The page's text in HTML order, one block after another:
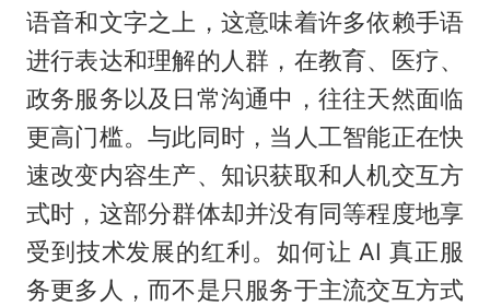
语音和文字之上，这意味着许多依赖手语
进行表达和理解的人群，在教育、医疗、
政务服务以及日常沟通中，往往天然面临
更高门槛。与此同时，当人工智能正在快
速改变内容生产、知识获取和人机交互方
式时，这部分群体却并没有同等程度地享
受到技术发展的红利。如何让 AI 真正服
务更多人，而不是只服务于主流交互方式